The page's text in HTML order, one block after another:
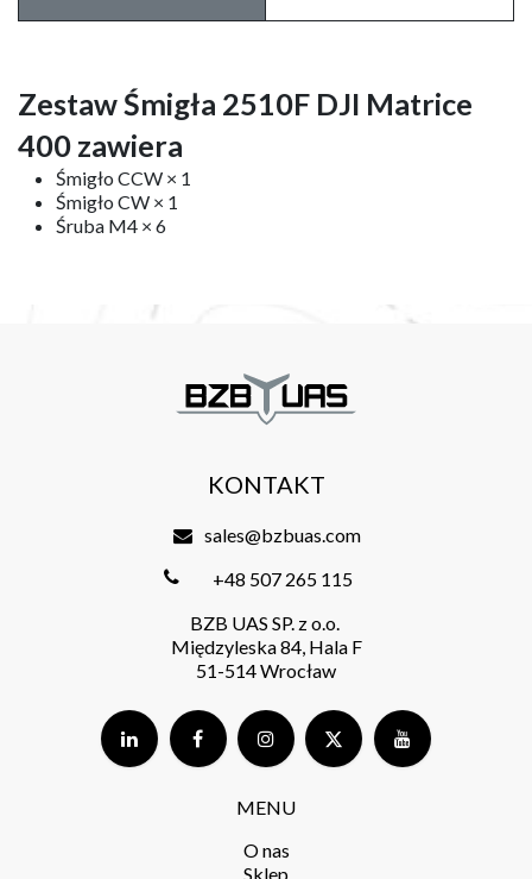
Zestaw Śmigła 2510F DJI Matrice
400 zawiera
Śmigło CCW × 1
Śmigło CW × 1
Śruba M4 × 6
MENU
O nas
Sklep
KONTAKT
sales@bzbuas.com
+48 507 265 115
BZB UAS SP. z o.o.
Międzyleska 84, Hala F
51-514 Wrocław